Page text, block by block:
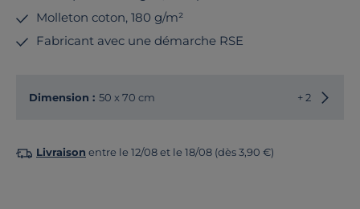
Molleton coton, 180 g/m²
Fabricant avec une démarche RSE
Dimension : 50 x 70 cm + 2
Livraison entre le 12/08 et le 18/08 (dès 3,90 €)